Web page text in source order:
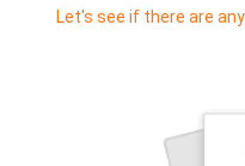
Let's see if there are